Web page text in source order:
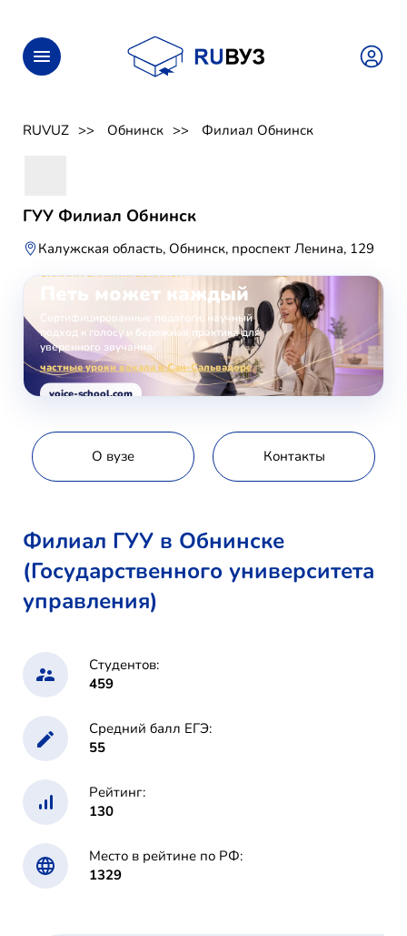
RUVUZ Обнинск Филиал Обнинск
ГУУ Филиал Обнинск
Калужская область, Обнинск, проспект Ленина, 129
ОНЛАЙН-ЗАНЯТИЯ ВОКАЛОМ
Петь может каждый
Сертифицированные педагоги, научный
подход к голосу и бережная практика для
уверенного звучания.
частные уроки вокала в Сан-Сальвадоре
voice-school.com
О вузе Контакты
Филиал ГУУ в Обнинске
(Государственного университета
управления)
Студентов:
459
Средний балл ЕГЭ:
55
Рейтинг:
130
Место в рейтине по РФ:
1329